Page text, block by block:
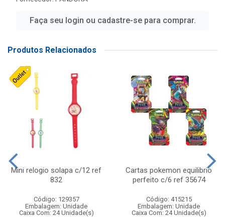
Faça seu login ou cadastre-se para comprar.
Produtos Relacionados
Mini relogio solapa c/12 ref
832
Código: 129357
Embalagem: Unidade
Caixa Com: 24 Unidade(s)
Cartas pokemon equilibrio
perfeito c/6 ref 35674
Código: 415215
Embalagem: Unidade
Caixa Com: 24 Unidade(s)